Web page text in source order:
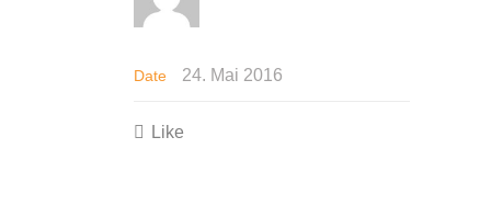
Date 24. Mai 2016
Like